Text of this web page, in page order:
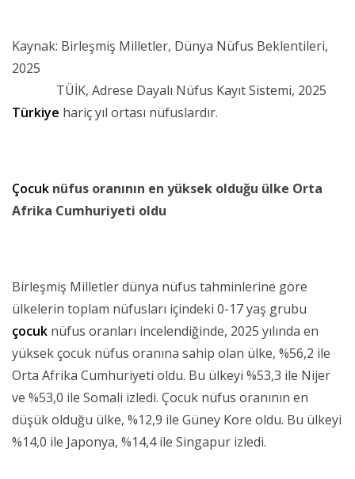
Kaynak: Birleşmiş Milletler, Dünya Nüfus Beklentileri,
2025
TÜİK, Adrese Dayalı Nüfus Kayıt Sistemi, 2025
Türkiye hariç yıl ortası nüfuslardır.
Çocuk nüfus oranının en yüksek olduğu ülke Orta
Afrika Cumhuriyeti oldu
Birleşmiş Milletler dünya nüfus tahminlerine göre
ülkelerin toplam nüfusları içindeki 0-17 yaş grubu
çocuk nüfus oranları incelendiğinde, 2025 yılında en
yüksek çocuk nüfus oranına sahip olan ülke, %56,2 ile
Orta Afrika Cumhuriyeti oldu. Bu ülkeyi %53,3 ile Nijer
ve %53,0 ile Somali izledi. Çocuk nüfus oranının en
düşük olduğu ülke, %12,9 ile Güney Kore oldu. Bu ülkeyi
%14,0 ile Japonya, %14,4 ile Singapur izledi.